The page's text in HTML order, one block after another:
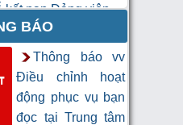
kết nạp Đảng viên
“Trí tuệ nhân tạo
tin và thư viện”
BÁO
Thông báo vv
Điều chỉnh hoạt
động phục vụ bạn
đọc tại Trung tâm